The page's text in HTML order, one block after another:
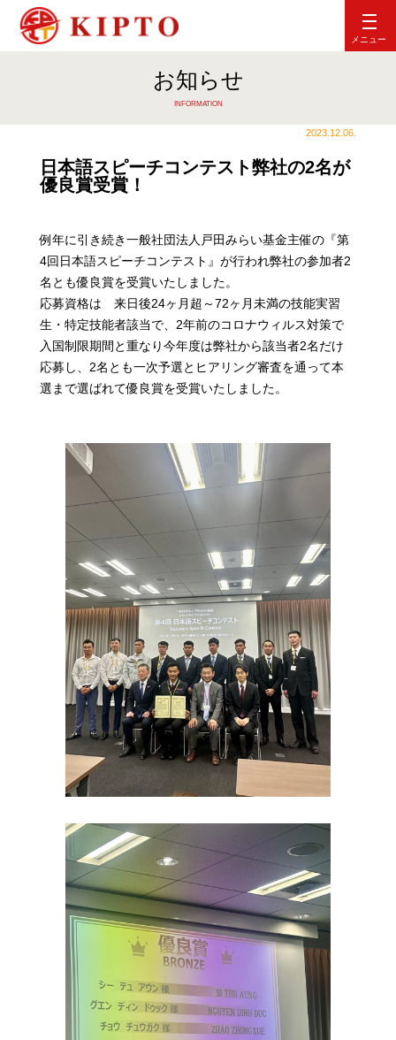
メニュー
お知らせ
INFORMATION
2023.12.06.
日本語スピーチコンテスト弊社の2名が
優良賞受賞！
例年に引き続き一般社団法人戸田みらい基金主催の『第
4回日本語スピーチコンテスト』が行われ弊社の参加者2
名とも優良賞を受賞いたしました。
応募資格は 来日後24ヶ月超～72ヶ月未満の技能実習
生・特定技能者該当で、2年前のコロナウィルス対策で
入国制限期間と重なり今年度は弊社から該当者2名だけ
応募し、2名とも一次予選とヒアリング審査を通って本
選まで選ばれて優良賞を受賞いたしました。